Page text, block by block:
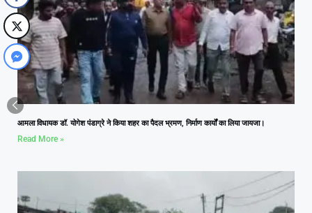
आमला विधायक डॉ. योगेश पंडाग्रे ने किया शहर का पैदल भ्रमण, निर्माण कार्यों का लिया जायजा।
Read More »